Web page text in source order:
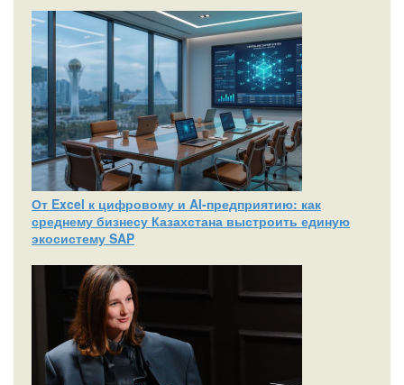
От Excel к цифровому и AI‑предприятию: как
среднему бизнесу Казахстана выстроить единую
экосистему SAP